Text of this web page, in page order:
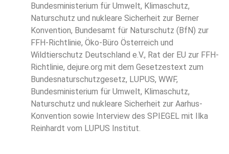
Bundesministerium für Umwelt, Klimaschutz,
Naturschutz und nukleare Sicherheit zur Berner
Konvention, Bundesamt für Naturschutz (BfN) zur
FFH-Richtlinie, Öko-Büro Österreich und
Wildtierschutz Deutschland e.V., Rat der EU zur FFH-
Richtlinie, dejure.org mit dem Gesetzestext zum
Bundesnaturschutzgesetz, LUPUS, WWF,
Bundesministerium für Umwelt, Klimaschutz,
Naturschutz und nukleare Sicherheit zur Aarhus-
Konvention sowie Interview des SPIEGEL mit Ilka
Reinhardt vom LUPUS Institut.